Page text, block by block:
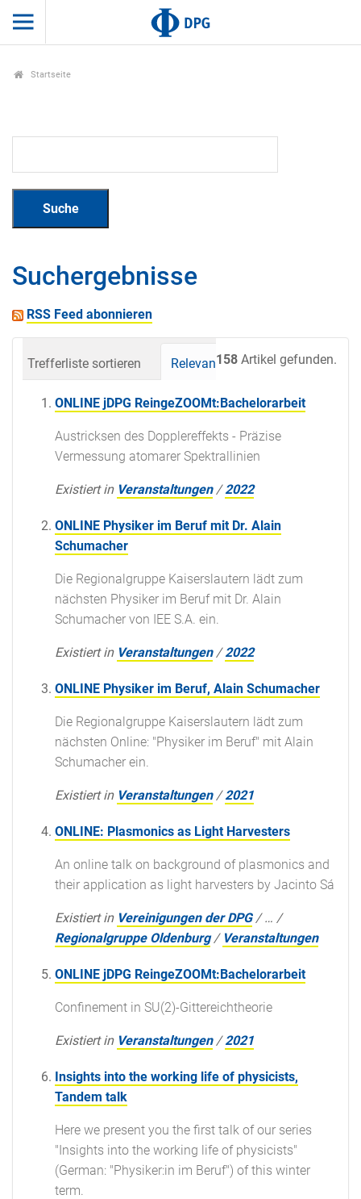
Startseite
Suchergebnisse
RSS Feed abonnieren
158 Artikel gefunden.
Trefferliste sortieren Relevanz Datum
ONLINE jDPG ReingeZOOMt:Bachelorarbeit
Austricksen des Dopplereffekts - Präzise
Vermessung atomarer Spektrallinien
Existiert in Veranstaltungen /2022
ONLINE Physiker im Beruf mit Dr. Alain
Schumacher
Die Regionalgruppe Kaiserslautern lädt zum
nächsten Physiker im Beruf mit Dr. Alain
Schumacher von IEE S.A. ein.
Existiert in Veranstaltungen /2022
ONLINE Physiker im Beruf, Alain Schumacher
Die Regionalgruppe Kaiserslautern lädt zum
nächsten Online: "Physiker im Beruf" mit Alain
Schumacher ein.
Existiert in Veranstaltungen /2021
ONLINE: Plasmonics as Light Harvesters
An online talk on background of plasmonics and
their application as light harvesters by Jacinto Sá
Existiert in Vereinigungen der DPG /… /
Regionalgruppe Oldenburg / Veranstaltungen
ONLINE jDPG ReingeZOOMt:Bachelorarbeit
Confinement in SU(2)-Gittereichtheorie
Existiert in Veranstaltungen /2021
Insights into the working life of physicists,
Tandem talk
Here we present you the first talk of our series
"Insights into the working life of physicists"
(German: "Physiker:in im Beruf") of this winter
term.